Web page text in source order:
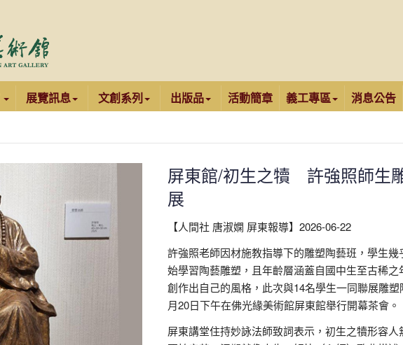
展覽訊息 文創系列 出版品 活動簡章 義工專區 消息公告
屏東館/初生之犢 許強照師生
展
【人間社 唐淑嫻 屏東報導】2026-06-22
許強照老師因材施教指導下的雕塑陶藝班，學生幾
始學習陶藝雕塑，且年齡層涵蓋自國中生至古稀之
創作出自己的風格，此次與14名學生一同聯展雕塑
月20日下午在佛光緣美術館屏東館舉行開幕茶會。
屏東講堂住持妙詠法師致詞表示，初生之犢形容人